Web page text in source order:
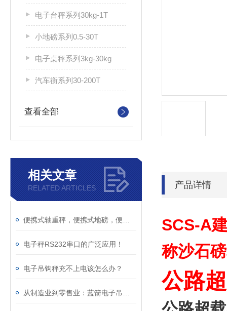
电子台秤系列30kg-1T
小地磅系列0.5-30T
电子桌秤系列3kg-30kg
汽车衡系列30-200T
查看全部
相关文章
RELATED ARTICLES
电子秤RS232串口的广泛应用！
电子吊钩秤充不上电该怎么办？
产品详情
SCS-A
称沙石
公路